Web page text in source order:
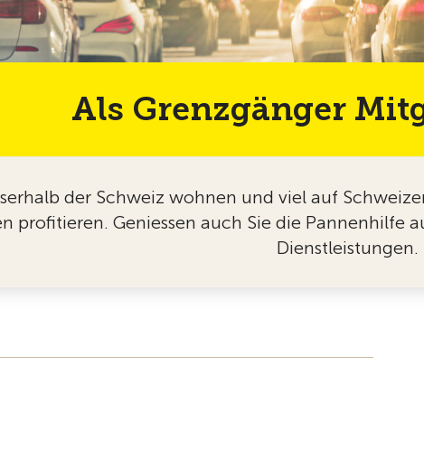
Als Grenzgänger
der Schweiz wohnen und viel auf
profitieren. Geniessen auch Sie die Pannenhilfe
Dienstleistungen.